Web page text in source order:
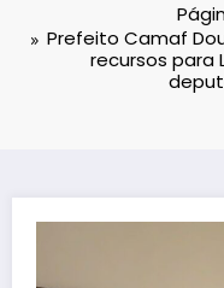
Prefeito Camaf
recursos para